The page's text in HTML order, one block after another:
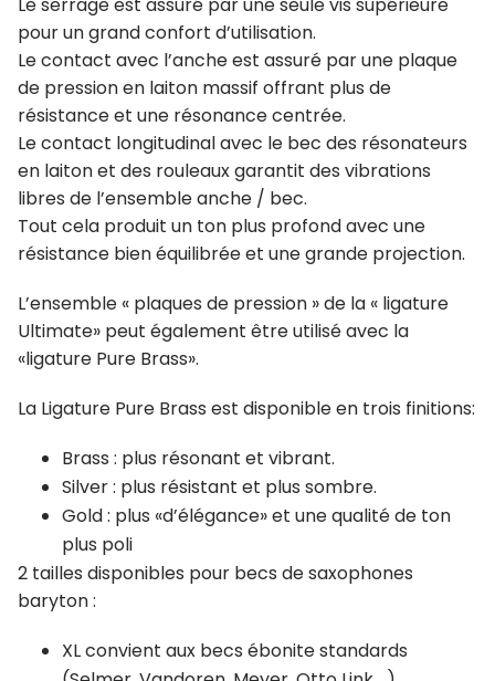
pour un grand confort d’utilisation.
Le contact avec l’anche est assuré par une plaque
de pression en laiton massif offrant plus de
résistance et une résonance centrée.
Le contact longitudinal avec le bec des résonateurs
en laiton et des rouleaux garantit des vibrations
libres de l’ensemble anche / bec.
Tout cela produit un ton plus profond avec une
résistance bien équilibrée et une grande projection.
L’ensemble « plaques de pression » de la « ligature
Ultimate» peut également être utilisé avec la
«ligature Pure Brass».
La Ligature Pure Brass est disponible en trois finitions:
Brass : plus résonant et vibrant.
Silver : plus résistant et plus sombre.
Gold : plus «d’élégance» et une qualité de ton
plus poli
2 tailles disponibles pour becs de saxophones
baryton :
XL convient aux becs ébonite standards